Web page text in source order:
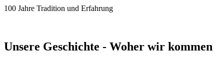
100 Jahre Tradition und Erfahrung
Unsere Geschichte - Woher wir kommen